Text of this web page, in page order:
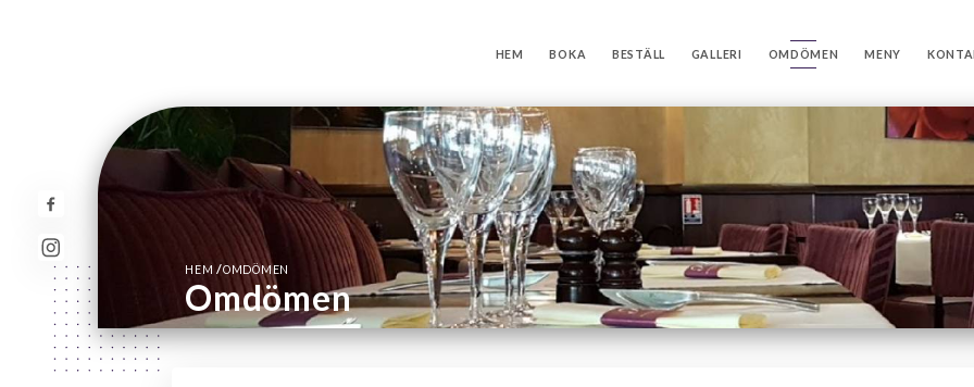
HEM BOKA BESTÄLL GALLERI OMDÖMEN MENY
HEM/OMDÖMEN
Omdömen